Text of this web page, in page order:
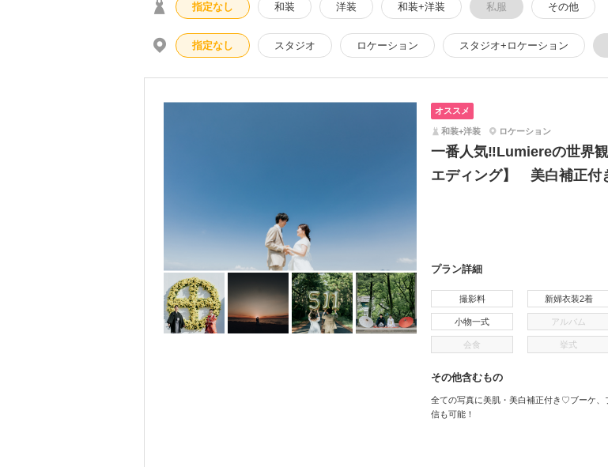
指定なし 和装 洋装 和装+洋装 私服 その他
指定なし スタジオ ロケーション スタジオ+ロケーション
オススメ
和装+洋装 ロケーション
一番人気‼︎Lumiereの世界
エディング】 美白補正付
プラン詳細
撮影料 新婦衣装2着
小物一式 アルバム
会食 挙式
その他含むもの
全ての写真に美肌・美白補正付き♡ブーケ、
信も可能！